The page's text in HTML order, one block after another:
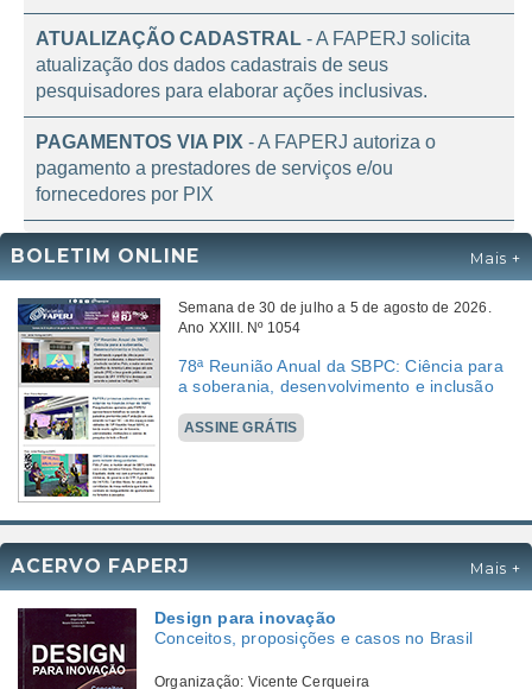
abriga a sede da FAPERJ trajando camisetas sem
manga, shorts, bermudas e chinelos.
ATUALIZAÇÃO CADASTRAL- A FAPERJ solicita
atualização dos dados cadastrais de seus
pesquisadores para elaborar ações inclusivas.
PAGAMENTOS VIA PIX
pagamento a prestadores de serviços e/ou
fornecedores por PIX
BOLETIM ONLINE Mais +
Semana de 30 de julho a 5 de agosto de 2026.
Ano XXIII. Nº 1054
78ª Reunião Anual da SBPC: Ciência para
a soberania, desenvolvimento e inclusão
ACERVO FAPERJ Mais +
Design para inovação